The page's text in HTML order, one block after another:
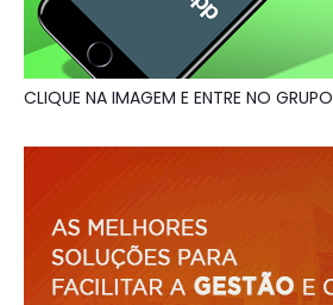
CLIQUE NA IMAGEM E ENTRE NO GRUPO